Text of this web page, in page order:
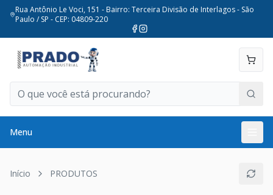
Rua Antônio Le Voci, 151 - Bairro: Terceira Divisão de Interlagos - São
Paulo / SP - CEP: 04809-220
Menu
Início PRODUTOS